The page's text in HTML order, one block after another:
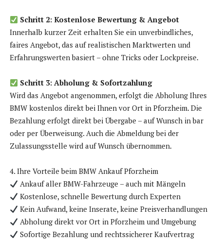
Schritt 2: Kostenlose Bewertung & Angebot
Innerhalb kurzer Zeit erhalten Sie ein unverbindliches,
faires Angebot, das auf realistischen Marktwerten und
Erfahrungswerten basiert – ohne Tricks oder Lockpreise.
Schritt 3: Abholung & Sofortzahlung
Wird das Angebot angenommen, erfolgt die Abholung Ihres
BMW kostenlos direkt bei Ihnen vor Ort in Pforzheim. Die
Bezahlung erfolgt direkt bei Übergabe – auf Wunsch in bar
oder per Überweisung. Auch die Abmeldung bei der
Zulassungsstelle wird auf Wunsch übernommen.
4. Ihre Vorteile beim BMW Ankauf Pforzheim
Ankauf aller BMW-Fahrzeuge – auch mit Mängeln
Kostenlose, schnelle Bewertung durch Experten
Kein Aufwand, keine Inserate, keine Preisverhandlungen
Abholung direkt vor Ort in Pforzheim und Umgebung
Sofortige Bezahlung und rechtssicherer Kaufvertrag